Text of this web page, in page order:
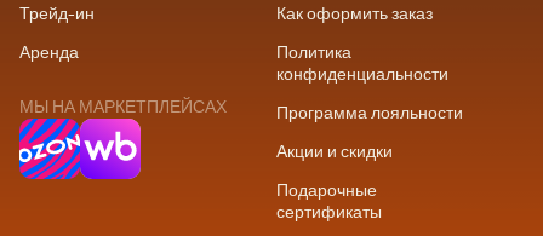
Трейд-ин
Аренда
МЫ НА МАРКЕТПЛЕЙСАХ
Как оформить заказ
Политика
конфиденциальности
Программа лояльности
Акции и скидки
Подарочные
сертификаты